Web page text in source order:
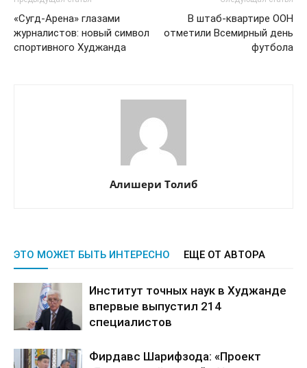
«Сугд-Арена» глазами
журналистов: новый символ
спортивного Худжанда
В штаб-квартире ООН
отметили Всемирный день
футбола
Алишери Толиб
ЭТО МОЖЕТ БЫТЬ ИНТЕРЕСНО ЕЩЕ ОТ АВТОРА
Институт точных наук в Худжанде
впервые выпустил 214
специалистов
Фирдавс Шарифзода: «Проект